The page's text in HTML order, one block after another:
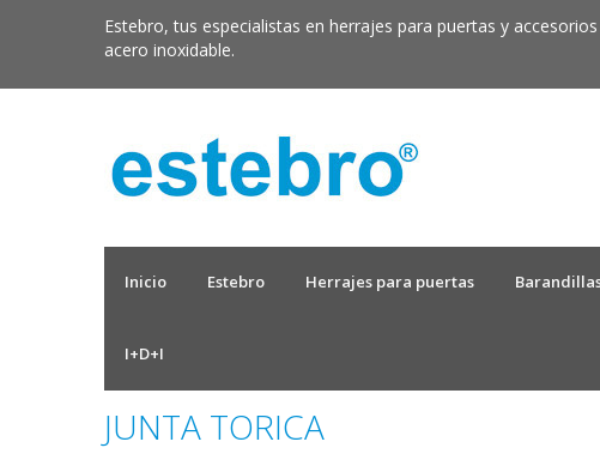
Estebro, tus especialistas en herrajes para puertas y
acero inoxidable.
Inicio Estebro Herrajes para puertas
I+D+I
JUNTA TORICA